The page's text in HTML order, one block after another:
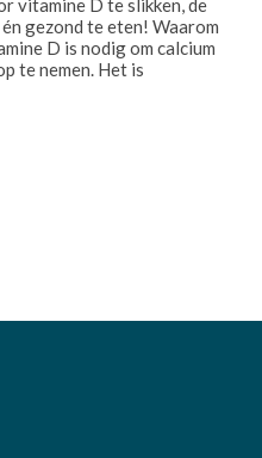
vitamine D te slikken, de
gezond te eten! Waarom
D is nodig om calcium
te nemen. Het is